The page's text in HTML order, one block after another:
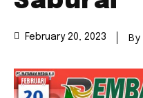
February 20, 2023 By